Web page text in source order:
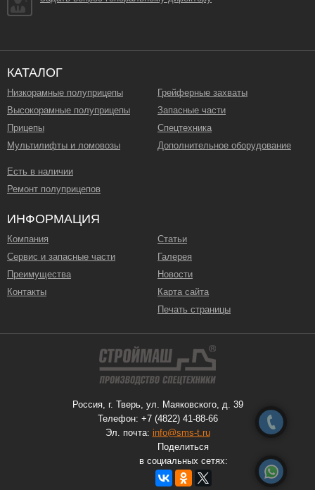
КАТАЛОГ
Низкорамные полуприцепы
Высокорамные полуприцепы
Прицепы
Мультилифты и ломовозы
Грейферные захваты
Запасные части
Спецтехника
Дополнительное оборудование
Есть в наличии
Ремонт полуприцепов
ИНФОРМАЦИЯ
Компания
Сервис и запасные части
Преимущества
Контакты
Статьи
Галерея
Новости
Карта сайта
Печать страницы
Россия, г. Тверь, ул. Маяковского, д. 39
Телефон: +7 (4822) 41-88-66
Эл. почта: info@sms-t.ru
Поделиться
в социальных сетях: